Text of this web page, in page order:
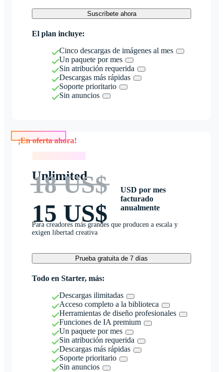
Suscríbete ahora
El plan incluye:
Cinco descargas de imágenes al mes
Un paquete por mes
Sin atribución requerida
Descargas más rápidas
Soporte prioritario
Sin anuncios
Unlimited
18 US$
15 US$
USD por mes
facturado
anualmente
Para creadores más grandes que producen a escala y
exigen libertad creativa
Prueba gratuita de 7 días
Todo en Starter, más:
Descargas ilimitadas
Acceso completo a la biblioteca
Herramientas de diseño profesionales
Funciones de IA premium
Un paquete por mes
Sin atribución requerida
Descargas más rápidas
Soporte prioritario
Sin anuncios